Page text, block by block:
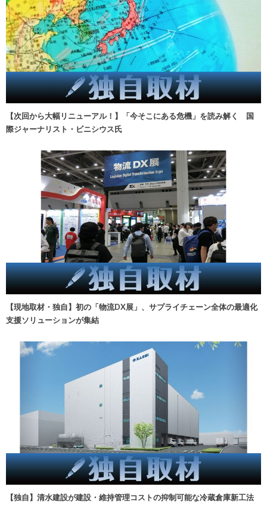
【次回から大幅リニューアル！】「今そこにある危機」を読み解く 国
際ジャーナリスト・ビニシウス氏
【現地取材・独自】初の「物流DX展」、サプライチェーン全体の最適化
支援ソリューションが集結
【独自】清水建設が建設・維持管理コストの抑制可能な冷蔵倉庫新工法